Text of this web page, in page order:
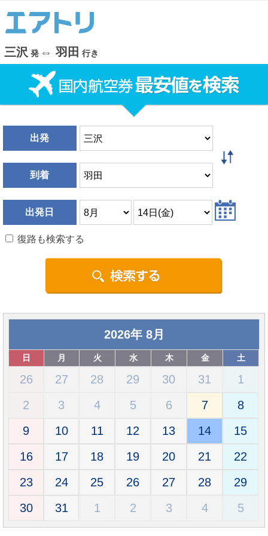
三沢 発 ⇔ 羽田 行き
出発
到着
出発日
復路も検索する
2026年 8月
日 月 火 水 木 金 土
26 27 28 29 30 31
1
2
3 4 5 6 7
8
9
10 11 12 13 14
15
16
17 18 19 20 21
22
23
24 25 26 27 28
29
30
31 1 2 3 4 5